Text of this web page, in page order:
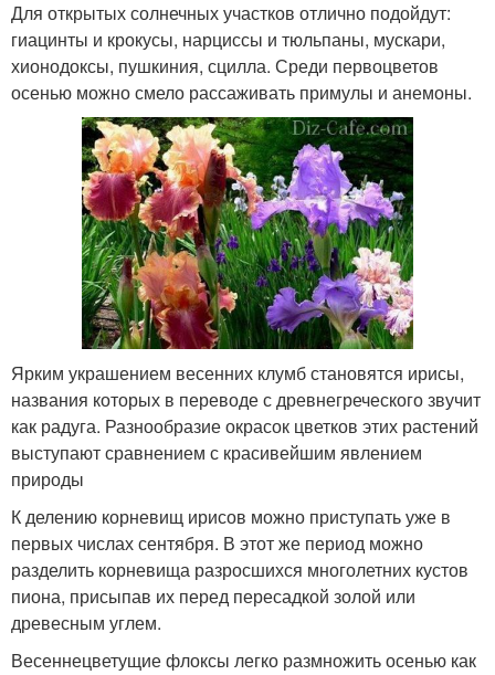
Для открытых солнечных участков отлично подойдут:
гиацинты и крокусы, нарциссы и тюльпаны, мускари,
хионодоксы, пушкиния, сцилла. Среди первоцветов
осенью можно смело рассаживать примулы и анемоны.
Ярким украшением весенних клумб становятся ирисы,
названия которых в переводе с древнегреческого звучит
как радуга. Разнообразие окрасок цветков этих растений
выступают сравнением с красивейшим явлением
природы
К делению корневищ ирисов можно приступать уже в
первых числах сентября. В этот же период можно
разделить корневища разросшихся многолетних кустов
пиона, присыпав их перед пересадкой золой или
древесным углем.
Весеннецветущие флоксы легко размножить осенью как